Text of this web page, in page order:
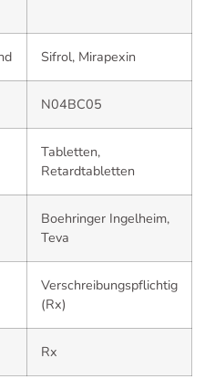
Sifrol, Mirapexin
N04BC05
Tabletten,
Retardtabletten
Boehringer Ingelheim,
Teva
Verschreibungspflichtig
(Rx)
Rx